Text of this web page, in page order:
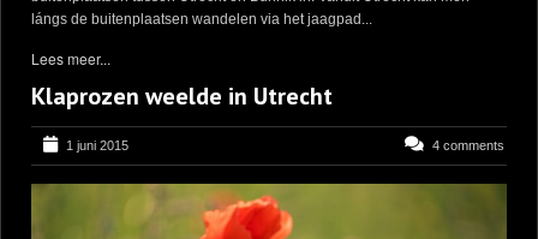
lángs de buitenplaatsen wandelen via het jaagpad...
Lees meer...
Klaprozen weelde in Utrecht
1 juni 2015 4 comments